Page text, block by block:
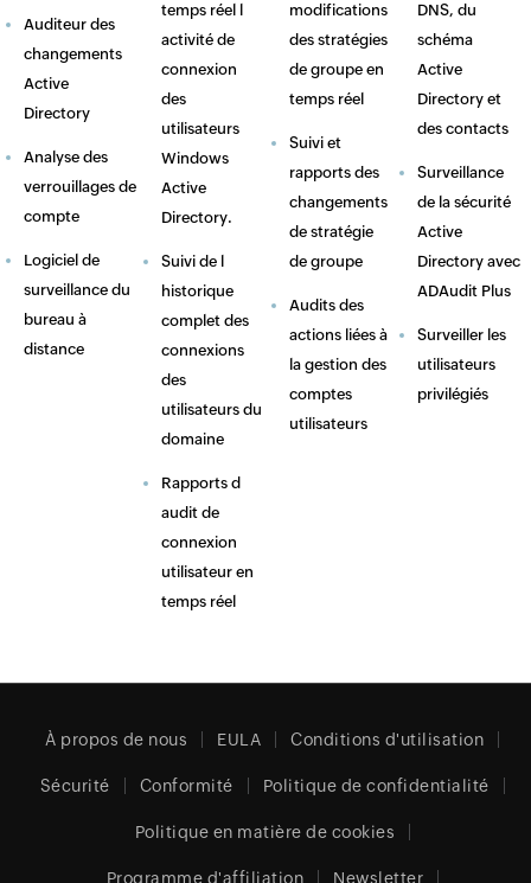
Auditeur des
changements
Active
Directory
Analyse des
verrouillages de
compte
Logiciel de
surveillance du
bureau à
distance
temps réel l
activité de
connexion
des
utilisateurs
Windows
Active
Directory.
Suivi de l
historique
complet des
connexions
des
utilisateurs du
domaine
Rapports d
audit de
connexion
utilisateur en
temps réel
modifications
des stratégies
de groupe en
temps réel
Suivi et
rapports des
changements
de stratégie
de groupe
Audits des
actions liées à
la gestion des
comptes
utilisateurs
DNS, du
schéma
Active
Directory et
des contacts
Surveillance
de la sécurité
Active
Directory avec
ADAudit Plus
Surveiller les
utilisateurs
privilégiés
À propos de nous EULA Conditions d'utilisation
Sécurité Conformité Politique de confidentialité
Politique en matière de cookies
Programme d'affiliation Newsletter